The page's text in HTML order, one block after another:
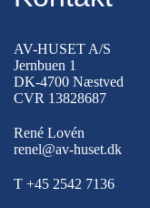
AV-HUSET A/S
Jernbuen 1
DK-4700 Næstved
CVR 13828687
René Lovén
renel@av-huset.dk
T +45 2542 7136